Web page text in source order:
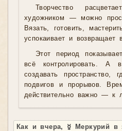
Творчество
художником — можно
Вязать, готовить,
успокаивает и возвращает
Этот период
всё контролировать. А
создавать
подвигов и прорывов.
действительно важно — к
Как и вчера, ☿ Меркурий в